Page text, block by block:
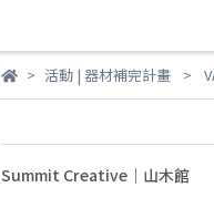
活動 | 器材補完計畫
Summit Creative｜山木館